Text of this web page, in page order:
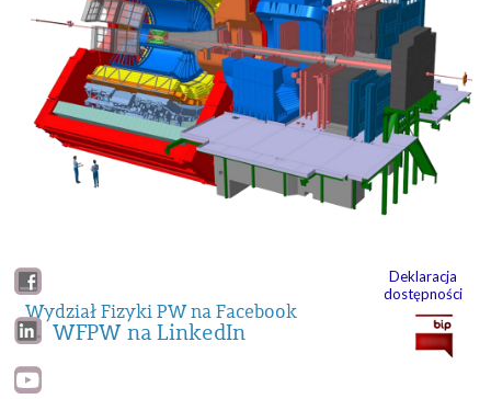
Wydział Fizyki PW na Facebook
WFPW na LinkedIn
Deklaracja
dostępności